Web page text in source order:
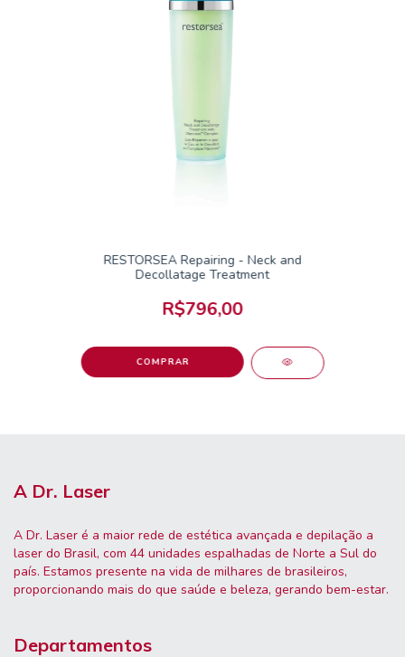
RESTORSEA Repairing - Neck and
Decollatage Treatment
R$796,00
A Dr. Laser
A Dr. Laser é a maior rede de estética avançada e depilação a
laser do Brasil, com 44 unidades espalhadas de Norte a Sul do
país. Estamos presente na vida de milhares de brasileiros,
proporcionando mais do que saúde e beleza, gerando bem-estar.
Departamentos